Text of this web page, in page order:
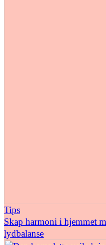
Tips
Skap harmoni i hjemmet
lydbalanse